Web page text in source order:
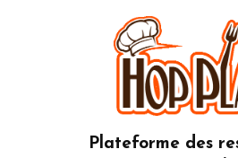
Plateforme des